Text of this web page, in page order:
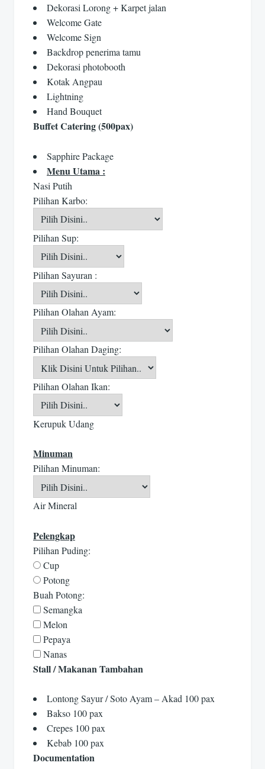
Dekorasi Lorong + Karpet jalan
Welcome Gate
Welcome Sign
Backdrop penerima tamu
Dekorasi photobooth
Kotak Angpau
Lightning
Hand Bouquet
Buffet Catering (500pax)
Sapphire Package
Menu Utama :
Nasi Putih
Pilihan Karbo:
Pilihan Sup:
Pilihan Sayuran :
Pilihan Olahan Ayam:
Pilihan Olahan Daging:
Pilihan Olahan Ikan:
Kerupuk Udang
Minuman
Pilihan Minuman:
Air Mineral
Pelengkap
Pilihan Puding:
Cup
Potong
Buah Potong:
Semangka
Melon
Pepaya
Nanas
Stall / Makanan Tambahan
Lontong Sayur / Soto Ayam – Akad 100 pax
Bakso 100 pax
Crepes 100 pax
Kebab 100 pax
Documentation